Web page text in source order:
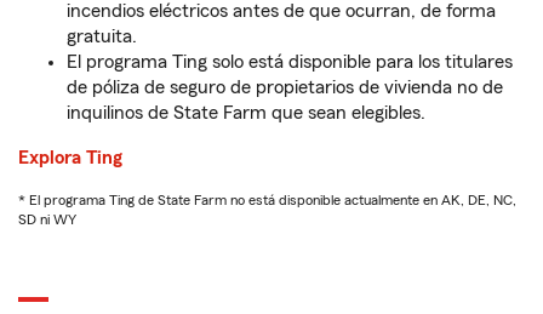
incendios eléctricos antes de que ocurran, de forma
gratuita.
El programa Ting solo está disponible para los titulares
de póliza de seguro de propietarios de vivienda no de
inquilinos de State Farm que sean elegibles.
Explora Ting
* El programa Ting de State Farm no está disponible actualmente en AK, DE, NC,
SD ni WY